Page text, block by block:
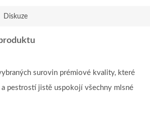
Diskuze
surovin prémiové kvality, které
pestrostí jistě uspokojí všechny mlsné